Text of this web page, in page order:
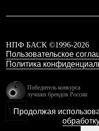
Куртки
Брюки
Утепленная синтетикой
Куртки
Брюки
Футболки
НПФ БАСК ©1996-2026
Пользовательское
Политика
Победитель конкурса
лучших брендов России
Калибр
Продолжая